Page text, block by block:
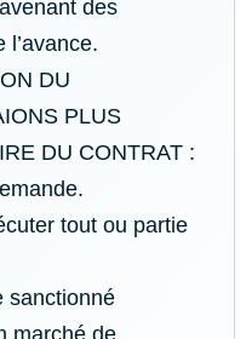
des
DU
PLUS
DU CONTRAT :
tout ou partie
sanctionné
marché de